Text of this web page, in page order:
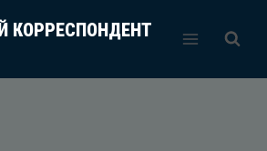
КОРРЕСПОНДЕНТ